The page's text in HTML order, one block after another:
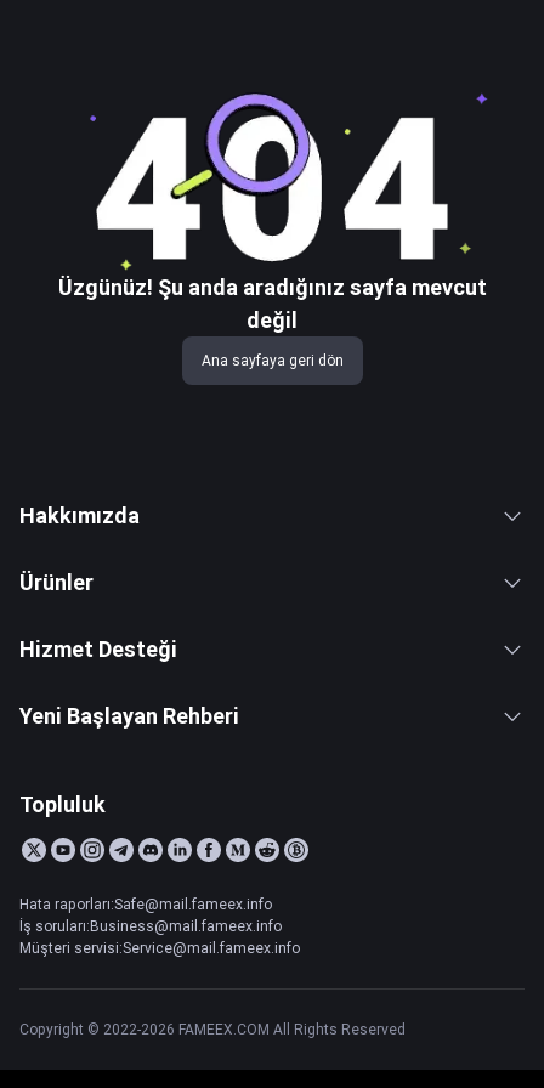
Üzgünüz! Şu anda aradığınız sayfa mevcut
değil
Ana sayfaya geri dön
Hakkımızda
Ürünler
Hizmet Desteği
Yeni Başlayan Rehberi
Topluluk
Hata raporları:Safe@mail.fameex.info
İş soruları:Business@mail.fameex.info
Müşteri servisi:Service@mail.fameex.info
Copyright © 2022-2026 FAMEEX.COM All Rights Reserved